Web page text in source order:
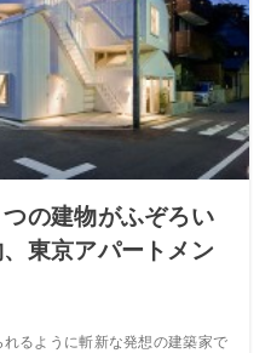
の建物がふぞろい
東京アパートメン
るように斬新な発想の建築家で